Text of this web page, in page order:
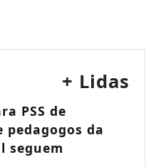
+ Lidas
PSS de
pedagogos da
seguem